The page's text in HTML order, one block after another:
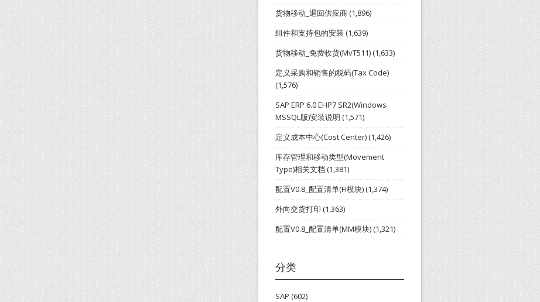
货物移动_退回供应商(1,896)
组件和支持包的安装 (1,639)
货物移动_免费收货(MvT511)(1,633)
定义采购和销售的税码(Tax Code)
(1,576)
SAP ERP 6.0 EHP7 SR2(Windows
MSSQL版)安装说明 (1,571)
定义成本中心(Cost Center)(1,426)
库存管理和移动类型(Movement
Type)相关文档 (1,381)
配置V0.8_配置清单(FI模块)(1,374)
外向交货打印 (1,363)
配置V0.8_配置清单(MM模块)(1,321)
分类
SAP (602)